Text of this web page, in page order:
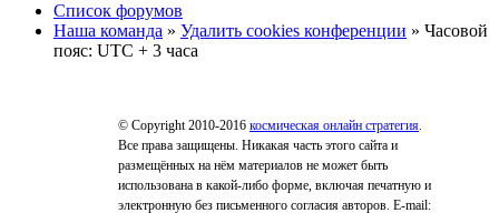
Список форумов
Наша команда » Удалить cookies конференции » Часовой
пояс: UTC + 3 часа
© Copyright 2010-2016 космическая онлайн стратегия.
Все права защищены. Никакая часть этого сайта и
размещённых на нём материалов не может быть
использована в какой-либо форме, включая печатную и
электронную без письменного согласия авторов. E-mail: